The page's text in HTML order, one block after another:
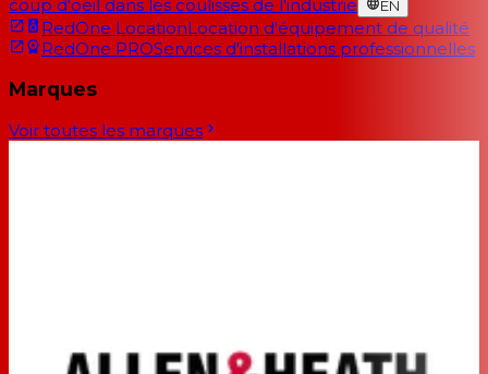
coup d'oeil dans les coulisses de l'industrie EN
RedOne LocationLocation d'équipement de qualité
RedOne PROServices d'installations professionnelles
Marques
Voir toutes les marques